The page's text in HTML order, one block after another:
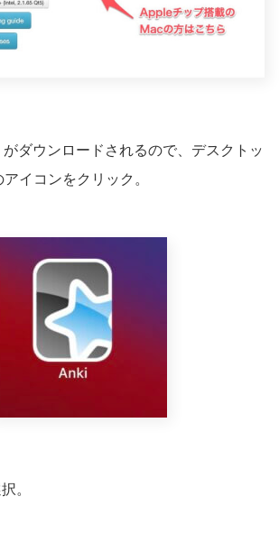
ダウンロードされるので、デスクトッ
イコンをクリック。
。